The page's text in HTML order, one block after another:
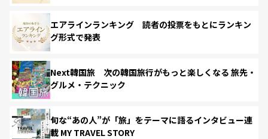
エアラインランキング 読者の投票をもとにランキン
グ形式で発表
Next韓国旅 次の韓国旅行がもっと楽しくなる 旅先・
グルメ・テクニック
旬な“あの人”が「旅」をテーマに語るインタビュー連
載 MY TRAVEL STORY